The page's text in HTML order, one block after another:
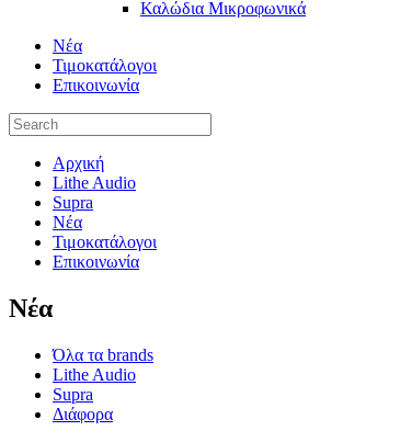
Καλώδια Μικροφωνικά
Νέα
Τιμοκατάλογοι
Επικοινωνία
Αρχική
Lithe Audio
Supra
Νέα
Τιμοκατάλογοι
Επικοινωνία
Nέα
Όλα τα brands
Lithe Audio
Supra
Διάφορα